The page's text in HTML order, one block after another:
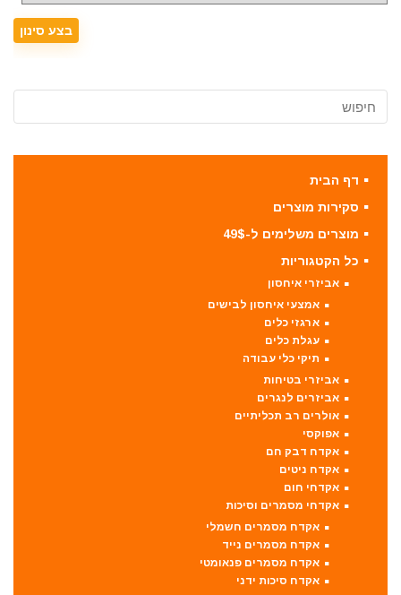
דף הבית
סקירות מוצרים
מוצרים משלימים ל-49$
כל הקטגוריות
אביזרי איחסון
אמצעי איחסון לבישים
ארגזי כלים
עגלת כלים
תיקי כלי עבודה
אביזרי בטיחות
אביזרים לנגרים
אולרים רב תכליתיים
אפוקסי
אקדח דבק חם
אקדח ניטים
אקדחי חום
אקדחי מסמרים וסיכות
אקדח מסמרים חשמלי
אקדח מסמרים נייד
אקדח מסמרים פנאומטי
אקדח סיכות ידני